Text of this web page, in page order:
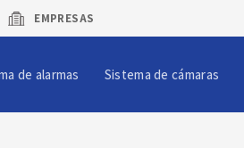
EMPRESAS
de alarmas Sistema de cámaras